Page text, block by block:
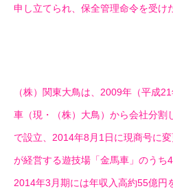
申し立てられ、保全管理命令を受け
（株）関東大鳥は、2009年（平成
車（現・（株）大鳥）から会社分割
で設立、2014年8月1日に現商号に
が経営する遊技場「金馬車」のうち
2014年3月期には年収入高約55億円